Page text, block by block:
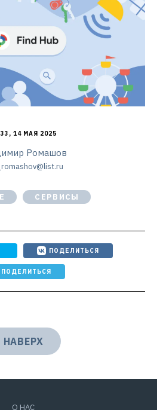
14 МАЯ 2025
Ромашов
СЕРВИСЫ
ПОДЕЛИТЬСЯ
ПОДЕЛИТЬСЯ
НАВЕРХ
О НАС